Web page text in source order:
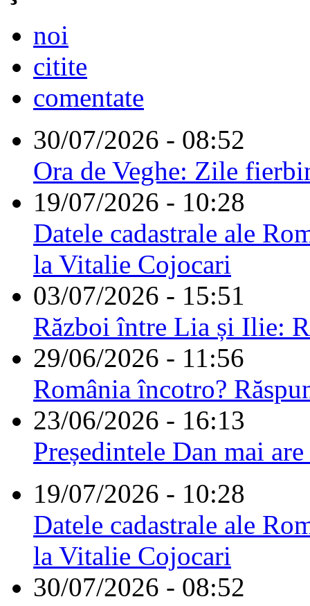
noi
citite
comentate
30/07/2026 - 08:52
Ora de Veghe: Zile
19/07/2026 - 10:28
Datele cadastrale ale
la Vitalie Cojocari
03/07/2026 - 15:51
Război între Lia și Ilie:
29/06/2026 - 11:56
România încotro?
23/06/2026 - 16:13
Președintele Dan mai
19/07/2026 - 10:28
Datele cadastrale ale
la Vitalie Cojocari
30/07/2026 - 08:52